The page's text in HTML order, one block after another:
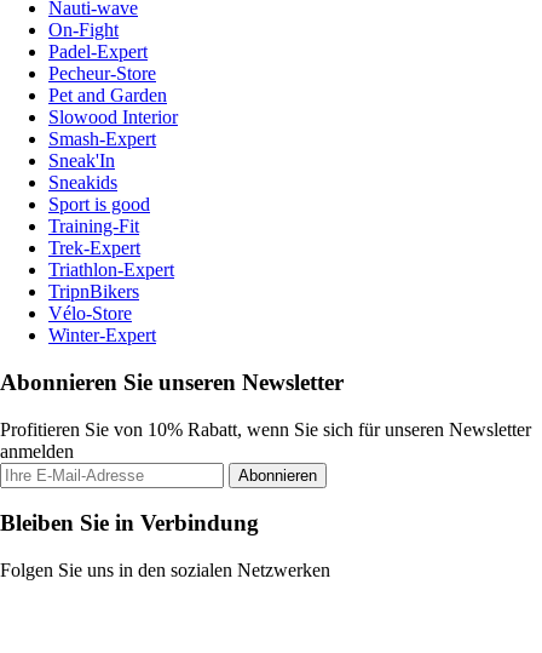
Nauti-wave
On-Fight
Padel-Expert
Pecheur-Store
Pet and Garden
Slowood Interior
Smash-Expert
Sneak'In
Sneakids
Sport is good
Training-Fit
Trek-Expert
Triathlon-Expert
TripnBikers
Vélo-Store
Winter-Expert
Abonnieren Sie unseren Newsletter
Profitieren Sie von 10% Rabatt, wenn Sie sich für unseren Newsletter
anmelden
Abonnieren
Bleiben Sie in Verbindung
Folgen Sie uns in den sozialen Netzwerken